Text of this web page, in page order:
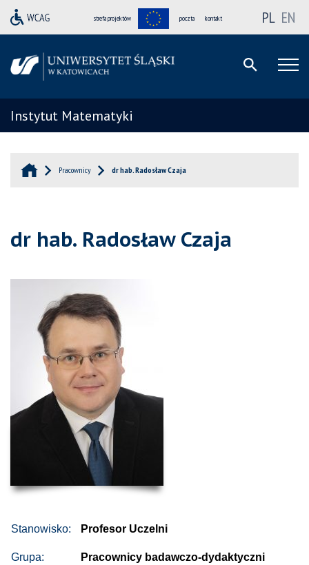
strefa projektów poczta kontakt PL EN
Instytut Matematyki
Pracownicy dr hab. Radosław Czaja
dr hab. Radosław Czaja
Stanowisko:
Grupa:
Profesor Uczelni
Pracownicy badawczo-dydaktyczni